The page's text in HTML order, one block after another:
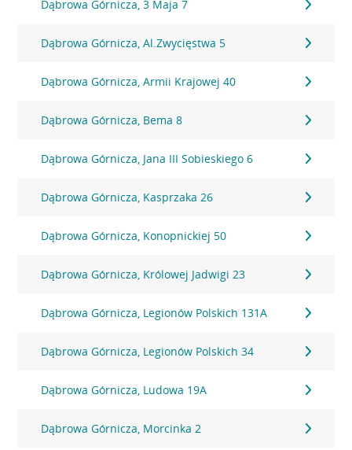
Dąbrowa Górnicza, 3 Maja 7
Dąbrowa Górnicza, Al.Zwycięstwa 5
Dąbrowa Górnicza, Armii Krajowej 40
Dąbrowa Górnicza, Bema 8
Dąbrowa Górnicza, Jana III Sobieskiego 6
Dąbrowa Górnicza, Kasprzaka 26
Dąbrowa Górnicza, Konopnickiej 50
Dąbrowa Górnicza, Królowej Jadwigi 23
Dąbrowa Górnicza, Legionów Polskich 131A
Dąbrowa Górnicza, Legionów Polskich 34
Dąbrowa Górnicza, Ludowa 19A
Dąbrowa Górnicza, Morcinka 2